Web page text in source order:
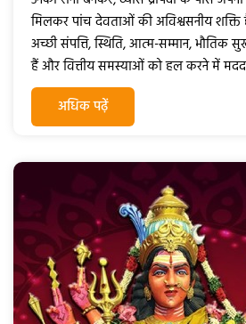
मिलकर पांच देवताओं की अविश्वसनीय
अच्छी संपत्ति, स्थिति, आत्म-सम्मान, भौतिक
हैं और वित्तीय समस्याओं को हल करने में
अधिक पढ़ें